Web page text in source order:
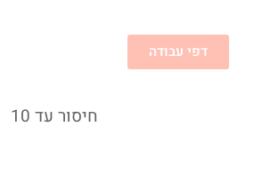
דפי עבודה
חיסור עד 10